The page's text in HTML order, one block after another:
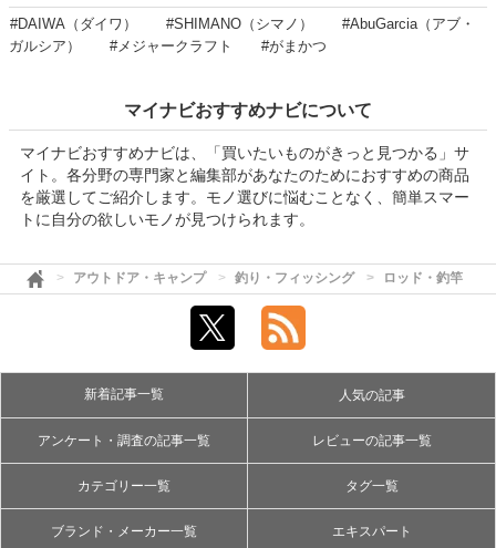
#DAIWA（ダイワ） #SHIMANO（シマノ）
#AbuGarcia（アブ・
ガルシア）
#メジャークラフト #がまかつ
マイナビおすすめナビについて
マイナビおすすめナビは、「買いたいものがきっと見つかる」サ
イト。各分野の専門家と編集部があなたのためにおすすめの商品
を厳選してご紹介します。モノ選びに悩むことなく、簡単スマー
トに自分の欲しいモノが見つけられます。
アウトドア・キャンプ 釣り・フィッシング ロッド・釣竿
新着記事一覧 人気の記事
アンケート・調査の記事一覧 レビューの記事一覧
カテゴリー一覧 タグ一覧
ブランド・メーカー一覧 エキスパート